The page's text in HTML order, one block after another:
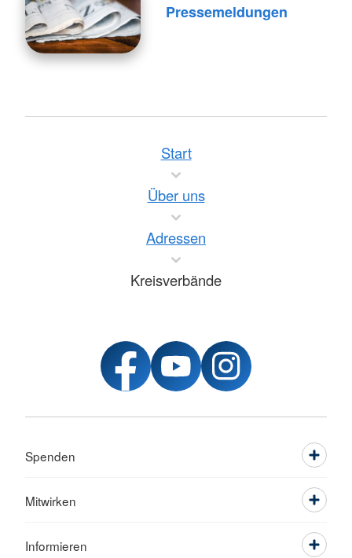
Pressemeldungen
Start
Über uns
Adressen
Kreisverbände
Spenden
Mitwirken
Informieren